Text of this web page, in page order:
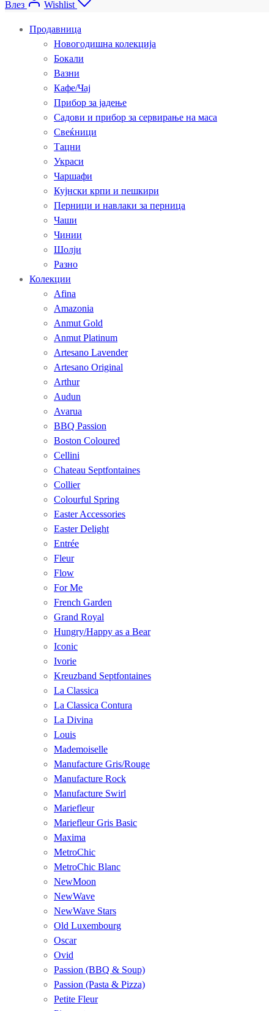
Влез Wishlist
Продавница
Новогодишна колекција
Бокали
Вазни
Кафе/Чај
Прибор за јадење
Садови и прибор за сервирање на маса
Свеќници
Тацни
Украси
Чаршафи
Кујнски крпи и пешкири
Перници и навлаки за перница
Чаши
Чинии
Шолји
Разно
Колекции
Afina
Amazonia
Anmut Gold
Anmut Platinum
Artesano Lavender
Artesano Original
Arthur
Audun
Avarua
BBQ Passion
Boston Coloured
Cellini
Chateau Septfontaines
Collier
Colourful Spring
Easter Accessories
Easter Delight
Entrée
Fleur
Flow
For Me
French Garden
Grand Royal
Hungry/Happy as a Bear
Iconic
Ivorie
Kreuzband Septfontaines
La Classica
La Classica Contura
La Divina
Louis
Mademoiselle
Manufacture Gris/Rouge
Manufacture Rock
Manufacture Swirl
Mariefleur
Mariefleur Gris Basic
Maxima
MetroChic
MetroChic Blanc
NewMoon
NewWave
NewWave Stars
Old Luxembourg
Oscar
Ovid
Passion (BBQ & Soup)
Passion (Pasta & Pizza)
Petite Fleur